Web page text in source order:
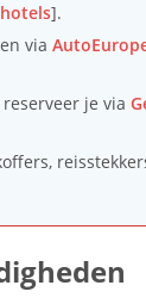
].
via
reserveer je via